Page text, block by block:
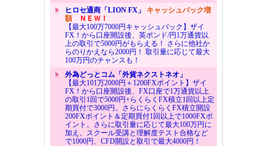
ヒロセ通商「LION FX」 キャッシュバック増
額ＮＥＷ！
【最大100万7000円キャッシュバック】ザイ
FX！から口座開設後、英ポンド/円1万通貨以
上の取引で5000円がもらえる！ さらに他社か
らのりかえなら2000円！ 取引量に応じて最大
100万円のチャンスも！
外為どっとコム「外貨ネクストネオ」
【最大101万2000円＋1200FXポイント】ザイ
FX！から口座開設後、FX口座で1万通貨以上
の取引1回で5000円+らくらくFX積立1回以上定
期買付で3000円。さらにらくらくFX積立開設
200FXポイント＆定期買付1回以上で1000FXポ
イント。さらに取引量に応じて最大100万円に
加え、スクール受講と理解度テスト合格など
で1000円、CFD開設と取引で最大4000円！